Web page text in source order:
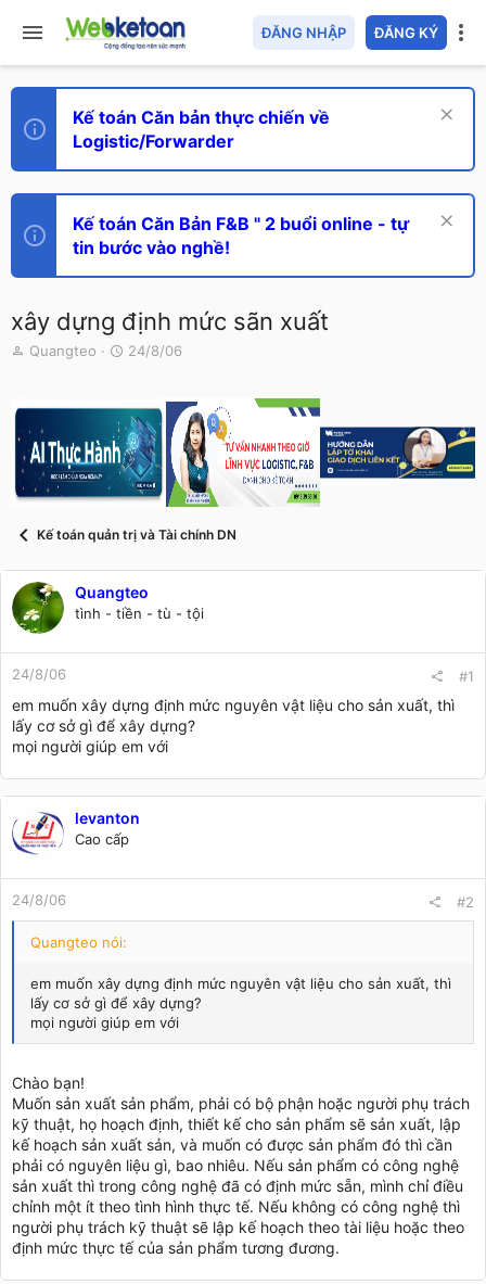
ĐĂNG NHẬP ĐĂNG KÝ
Kế toán Căn bản thực chiến về
Logistic/Forwarder
Kế toán Căn Bản F&B " 2 buổi online - tự
tin bước vào nghề!
xây dựng định mức sãn xuất
T
e
a
d
s
a
r
Quangteo
N
y
g
ử
i
24/8/06
Kế toán quản trị và Tài chính DN
Quangteo
tình - tiền - tù - tội
24/8/06 #1
em muốn xây dựng định mức nguyên vật liệu cho sản xuất, thì
lấy cơ sở gì để xây dựng?
mọi người giúp em với
levanton
Cao cấp
24/8/06 #2
Quangteo nói:
em muốn xây dựng định mức nguyên vật liệu cho sản xuất, thì
lấy cơ sở gì để xây dựng?
mọi người giúp em với
Chào bạn!
Muốn sản xuất sản phẩm, phải có bộ phận hoặc người phụ trách
kỹ thuật, họ hoạch định, thiết kế cho sản phẩm sẽ sản xuất, lập
kế hoạch sản xuất sản, và muốn có được sản phẩm đó thì cần
phải có nguyên liệu gì, bao nhiêu. Nếu sản phẩm có công nghệ
sản xuất thì trong công nghệ đã có định mức sẵn, mình chỉ điều
chỉnh một ít theo tình hình thực tế. Nếu không có công nghệ thì
người phụ trách kỹ thuật sẽ lập kế hoạch theo tài liệu hoặc theo
định mức thực tế của sản phẩm tương đương.